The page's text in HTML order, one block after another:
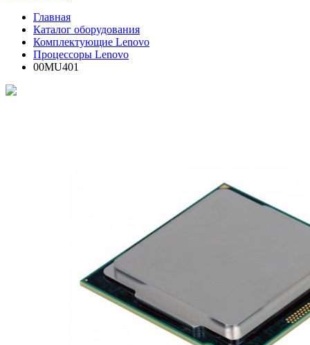
Главная
Каталог оборудования
Комплектующие Lenovo
Процессоры Lenovo
00MU401